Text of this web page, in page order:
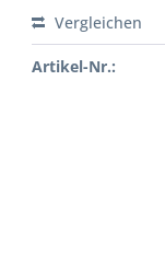
Vergleichen
Artikel-Nr.: